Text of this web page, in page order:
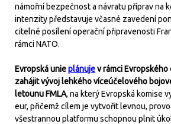
námořní bezpečnost a návratu příprav na
intenzity představuje včasné zavedení
citelné posílení operační připravenosti
rámci NATO.
Evropská unieplánujev rámci
zahájit vývoj lehkého víceúčelového
letounu FMLA, na který Evropská komise
eur, přičemž cílem je vytvořit levnou,
všestrannou platformu schopnou plnit